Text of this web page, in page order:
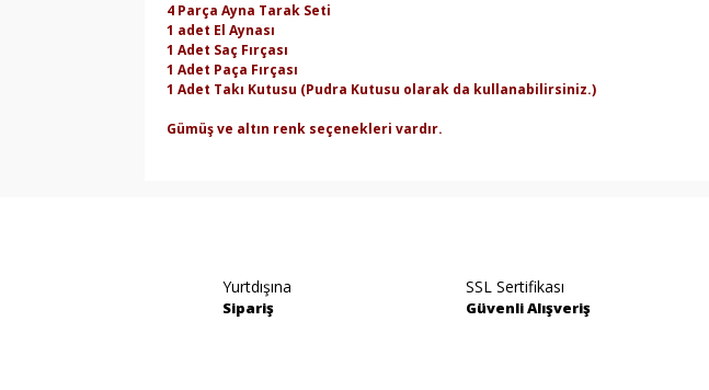
4 Parça Ayna Tarak Seti
1 adet El Aynası
1 Adet Saç Fırçası
1 Adet Paça Fırçası
1 Adet Takı Kutusu (Pudra Kutusu olarak da kullanabilirsiniz.)
Gümüş ve altın renk seçenekleri vardır.
Ürün açıklamasında eksik bilgiler bulunuyor.
Ürün bilgilerinde hatalar bulunuyor.
Yurtdışına
Sipariş
SSL Sertifikası
Güvenli Alışveriş